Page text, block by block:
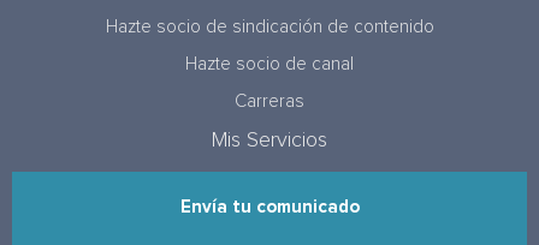
Hazte socio de sindicación de contenido
Hazte socio de canal
Carreras
Mis Servicios
Envía tu comunicado